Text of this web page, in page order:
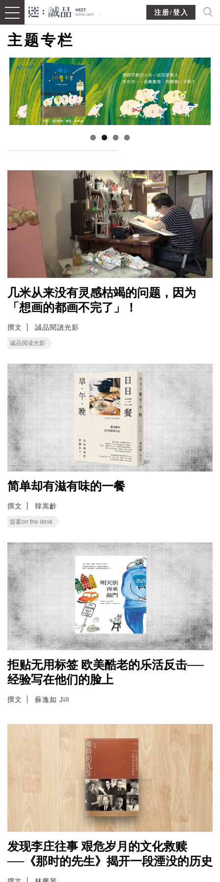
注册/登入
主题专栏
几米从来没有灵感枯竭的问题，因为
「想画的都画不完了」！
撰文 誠品閱讀光影
诚品阅读光影
简单却有滋有味的一餐
撰文 韓嵩齡
提案on the desk
拒贴无用标签 欧美酷老的乐活反击──
经验写在他们的脸上
撰文 蘇逸如 Jill
发现李庄往事 艰危岁月的文化救赎
──《那时的先生》揭开一段湮没的历史